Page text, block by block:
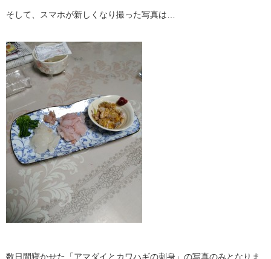
そして、スマホが新しくなり撮った写真は…
数日間寝かせた「アマダイとカワハギの刺身」の写真のみとなりま